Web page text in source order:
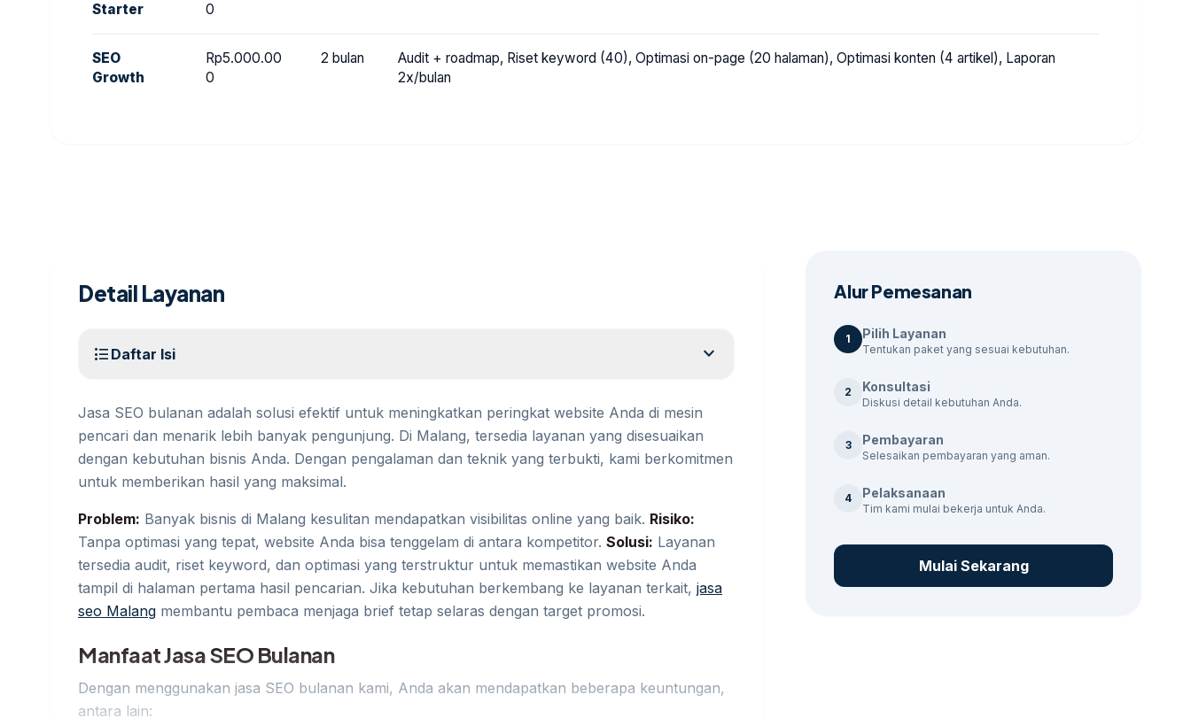
Starter
0
SEO
Growth
Rp5.000.00
0
2 bulan
Audit + roadmap, Riset keyword (40), Optimasi on-page (20 halaman), Optimasi konten (4 artikel), Laporan
2x/bulan
Detail Layanan
format_list_bulleted Daftar Isi expand_more
Jasa SEO bulanan adalah solusi efektif untuk meningkatkan peringkat website Anda di mesin
pencari dan menarik lebih banyak pengunjung. Di Malang, tersedia layanan yang disesuaikan
dengan kebutuhan bisnis Anda. Dengan pengalaman dan teknik yang terbukti, kami berkomitmen
untuk memberikan hasil yang maksimal.
Problem: Banyak bisnis di Malang kesulitan mendapatkan visibilitas online yang baik. Risiko:
Tanpa optimasi yang tepat, website Anda bisa tenggelam di antara kompetitor. Solusi: Layanan
tersedia audit, riset keyword, dan optimasi yang terstruktur untuk memastikan website Anda
tampil di halaman pertama hasil pencarian. Jika kebutuhan berkembang ke layanan terkait, jasa
seo Malang membantu pembaca menjaga brief tetap selaras dengan target promosi.
Manfaat Jasa SEO Bulanan
Dengan menggunakan jasa SEO bulanan kami, Anda akan mendapatkan beberapa keuntungan,
antara lain:
Alur Pemesanan
1 Pilih Layanan
Tentukan paket yang sesuai kebutuhan.
2 Konsultasi
Diskusi detail kebutuhan Anda.
3 Pembayaran
Selesaikan pembayaran yang aman.
4 Pelaksanaan
Tim kami mulai bekerja untuk Anda.
Mulai Sekarang